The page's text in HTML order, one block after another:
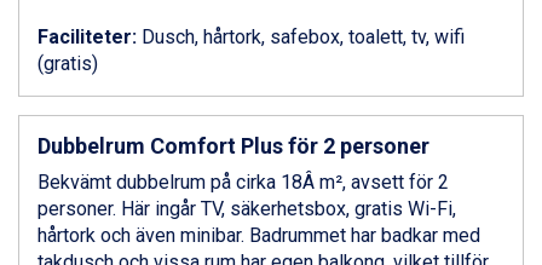
Champoluc från 5.945 kr.
Sestriere från 6.945 kr.
Ischgl från 11.295 kr.
Wagrain från 7.095 kr.
Fieberbrunn från 9.645 kr.
Val Thorens från 8.395 kr.
St. Anton från 11.245 kr.
Zell am See från 6.295 kr.
Canazei från 7.195 kr.
Faciliteter: Dusch, hårtork, safebox, toalett, tv, wifi
(gratis)
Dubbelrum Comfort Plus för 2 personer
Bekvämt dubbelrum på cirka 18Â m², avsett för 2
personer. Här ingår TV, säkerhetsbox, gratis Wi-Fi,
hårtork och även minibar. Badrummet har badkar med